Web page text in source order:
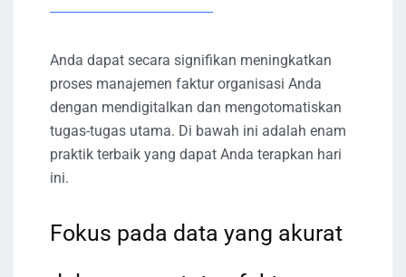
Anda dapat secara signifikan meningkatkan
proses manajemen faktur organisasi Anda
dengan mendigitalkan dan mengotomatiskan
tugas-tugas utama. Di bawah ini adalah enam
praktik terbaik yang dapat Anda terapkan hari
ini.
Fokus pada data yang akurat